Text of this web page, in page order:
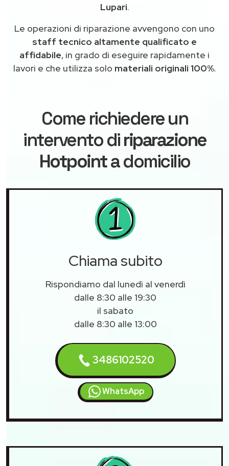
Lupari.
Le operazioni di riparazione avvengono con uno
staff tecnico altamente qualificato e
affidabile, in grado di eseguire rapidamente i
lavori e che utilizza solo materiali originali 100%.
Come richiedere un
intervento diriparazione
Hotpointa domicilio
Chiama subito
Rispondiamo dal lunedì al venerdì
dalle 8:30 alle 19:30
il sabato
dalle 8:30 alle 13:00
3486102520
WhatsApp